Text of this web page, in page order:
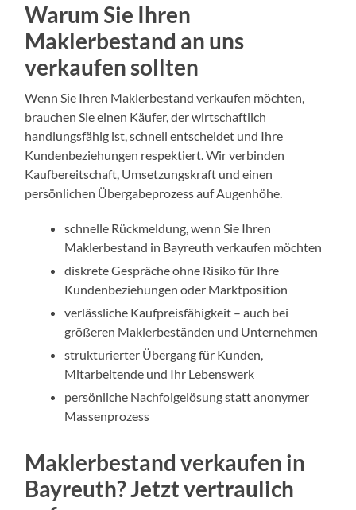
Warum Sie Ihren
Maklerbestand an uns
verkaufen sollten
Wenn Sie Ihren Maklerbestand verkaufen möchten,
brauchen Sie einen Käufer, der wirtschaftlich
handlungsfähig ist, schnell entscheidet und Ihre
Kundenbeziehungen respektiert. Wir verbinden
Kaufbereitschaft, Umsetzungskraft und einen
persönlichen Übergabeprozess auf Augenhöhe.
schnelle Rückmeldung, wenn Sie Ihren
Maklerbestand in Bayreuth verkaufen möchten
diskrete Gespräche ohne Risiko für Ihre
Kundenbeziehungen oder Marktposition
verlässliche Kaufpreisfähigkeit – auch bei
größeren Maklerbeständen und Unternehmen
strukturierter Übergang für Kunden,
Mitarbeitende und Ihr Lebenswerk
persönliche Nachfolgelösung statt anonymer
Massenprozess
Maklerbestand verkaufen in
Bayreuth? Jetzt vertraulich